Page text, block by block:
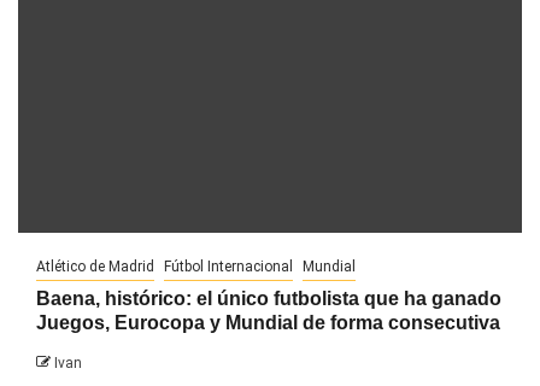
Atlético de Madrid Fútbol Internacional Mundial
Baena, histórico: el único futbolista que ha ganado
Juegos, Eurocopa y Mundial de forma consecutiva
Ivan